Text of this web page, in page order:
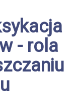
- rola